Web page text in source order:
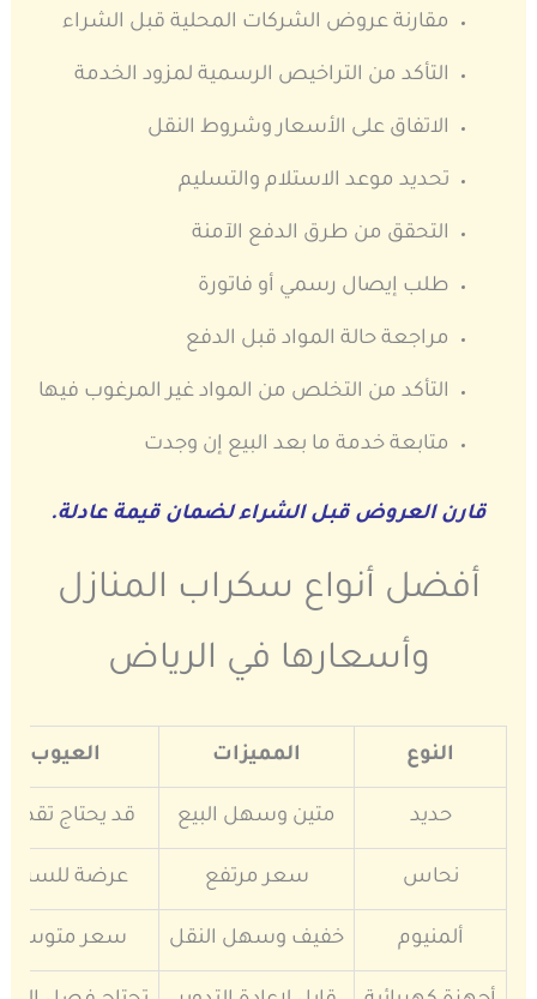
مقارنة عروض الشركات المحلية قبل الشراء
التأكد من التراخيص الرسمية لمزود الخدمة
الاتفاق على الأسعار وشروط النقل
تحديد موعد الاستلام والتسليم
التحقق من طرق الدفع الآمنة
طلب إيصال رسمي أو فاتورة
مراجعة حالة المواد قبل الدفع
التأكد من التخلص من المواد غير المرغوب فيها
متابعة خدمة ما بعد البيع إن وجدت
قارن العروض قبل الشراء لضمان قيمة عادلة.
أفضل أنواع سكراب المنازل
وأسعارها في الرياض
النوع المميزات العيوب
حديد متين وسهل البيع قد يحتاج
نحاس سعر مرتفع عرضة للسرقة
ألمنيوم خفيف وسهل النقل سعر متوسط